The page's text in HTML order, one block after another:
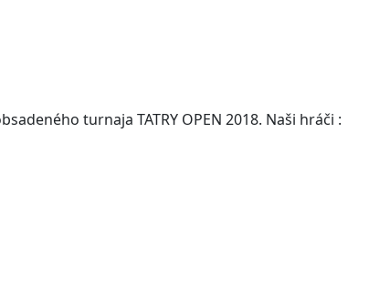
turnaja TATRY OPEN 2018. Naši hráči :